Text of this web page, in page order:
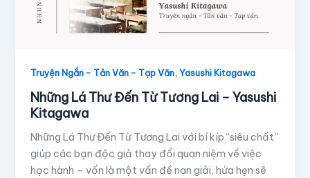
Truyện Ngắn - Tản Văn - Tạp Văn,Yasushi Kitagawa
Những Lá Thư Đến Từ Tương Lai – Yasushi
Kitagawa
Những Lá Thư Đến Từ Tương Lai với bí kíp “siêu chất”
giúp các bạn độc giả thay đổi quan niệm về việc
học hành – vốn là một vấn đề nan giải, hứa hẹn sẽ